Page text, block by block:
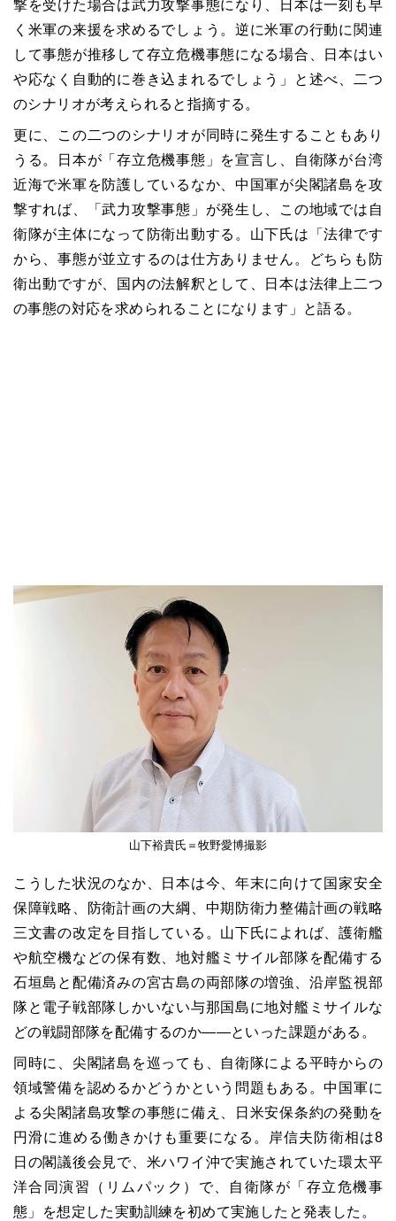
撃を受けた場合は武力攻撃事態になり、日本は一刻も早
く米軍の来援を求めるでしょう。逆に米軍の行動に関連
して事態が推移して存立危機事態になる場合、日本はい
や応なく自動的に巻き込まれるでしょう」と述べ、二つ
のシナリオが考えられると指摘する。
更に、この二つのシナリオが同時に発生することもあり
うる。日本が「存立危機事態」を宣言し、自衛隊が台湾
近海で米軍を防護しているなか、中国軍が尖閣諸島を攻
撃すれば、「武力攻撃事態」が発生し、この地域では自
衛隊が主体になって防衛出動する。山下氏は「法律です
から、事態が並立するのは仕方ありません。どちらも防
衛出動ですが、国内の法解釈として、日本は法律上二つ
の事態の対応を求められることになります」と語る。
山下裕貴氏＝牧野愛博撮影
こうした状況のなか、日本は今、年末に向けて国家安全
保障戦略、防衛計画の大綱、中期防衛力整備計画の戦略
三文書の改定を目指している。山下氏によれば、護衛艦
や航空機などの保有数、地対艦ミサイル部隊を配備する
石垣島と配備済みの宮古島の両部隊の増強、沿岸監視部
隊と電子戦部隊しかいない与那国島に地対艦ミサイルな
どの戦闘部隊を配備するのか――といった課題がある。
同時に、尖閣諸島を巡っても、自衛隊による平時からの
領域警備を認めるかどうかという問題もある。中国軍に
よる尖閣諸島攻撃の事態に備え、日米安保条約の発動を
円滑に進める働きかけも重要になる。岸信夫防衛相は8
日の閣議後会見で、米ハワイ沖で実施されていた環太平
洋合同演習（リムパック）で、自衛隊が「存立危機事
態」を想定した実動訓練を初めて実施したと発表した。